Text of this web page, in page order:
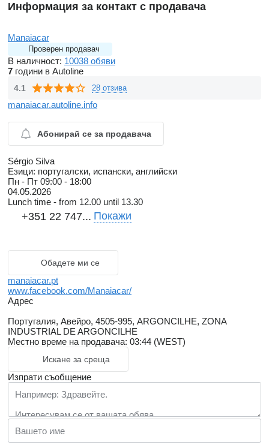
Информация за контакт с продавача
Manaiacar
Проверен продавач
В наличност: 10038 обяви
7 години в Autoline
4.1 28 отзива
manaiacar.autoline.info
Абонирай се за продавача
Sérgio Silva
Езици: португалски, испански, английски
Пн - Пт 09:00 - 18:00
04.05.2026
Lunch time - from 12.00 until 13.30
+351 22 747... Покажи
Обадете ми се
manaiacar.pt
www.facebook.com/Manaiacar/
Адрес
Португалия, Авейро, 4505-995, ARGONCILHE, ZONA
INDUSTRIAL DE ARGONCILHE
Местно време на продавача: 03:44 (WEST)
Искане за среща
Изпрати съобщение